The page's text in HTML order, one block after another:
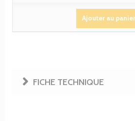
Ajouter au panier
FICHE TECHNIQUE